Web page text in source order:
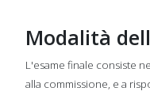
Modalità
L'esame finale consiste
alla commissione, e a